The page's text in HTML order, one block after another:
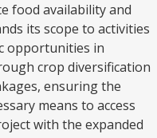
food availability and
its scope to activities
opportunities in
crop diversification
ensuring the
means to access
with the expanded